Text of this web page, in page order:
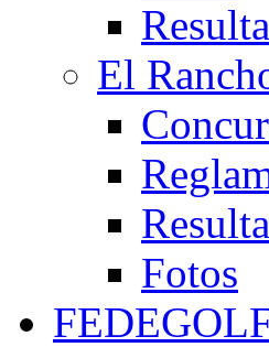
El
Fotos